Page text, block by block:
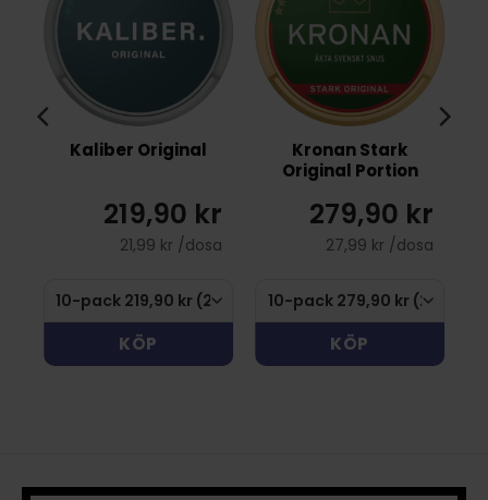
Kaliber Original
219,90 kr
21,99 kr /dosa
KÖP
Kronan Stark
Original Portion
279,90 kr
27,99 kr /dosa
KÖP